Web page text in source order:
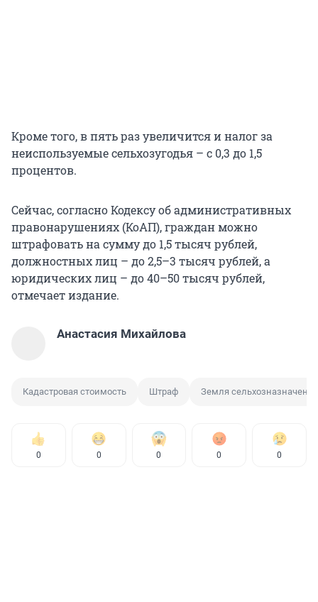
Кроме того, в пять раз увеличится и налог за
неиспользуемые сельхозугодья – с 0,3 до 1,5
процентов.
Сейчас, согласно Кодексу об административных
правонарушениях (КоАП), граждан можно
штрафовать на сумму до 1,5 тысяч рублей,
должностных лиц – до 2,5–3 тысяч рублей, а
юридических лиц – до 40–50 тысяч рублей,
отмечает издание.
Анастасия Михайлова
Кадастровая стоимость Штраф Земля сельхозназначения
0 0 0 0 0